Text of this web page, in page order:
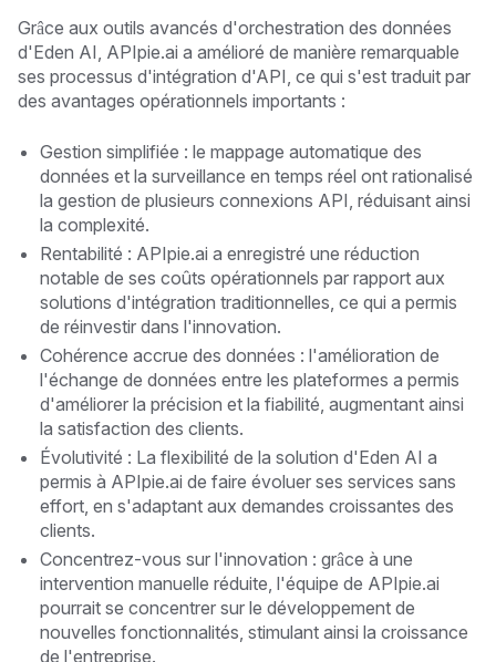
Grâce aux outils avancés d'orchestration des données
d'Eden AI, APIpie.ai a amélioré de manière remarquable
ses processus d'intégration d'API, ce qui s'est traduit par
des avantages opérationnels importants :
Gestion simplifiée : le mappage automatique des
données et la surveillance en temps réel ont rationalisé
la gestion de plusieurs connexions API, réduisant ainsi
la complexité.
Rentabilité : APIpie.ai a enregistré une réduction
notable de ses coûts opérationnels par rapport aux
solutions d'intégration traditionnelles, ce qui a permis
de réinvestir dans l'innovation.
Cohérence accrue des données : l'amélioration de
l'échange de données entre les plateformes a permis
d'améliorer la précision et la fiabilité, augmentant ainsi
la satisfaction des clients.
Évolutivité : La flexibilité de la solution d'Eden AI a
permis à APIpie.ai de faire évoluer ses services sans
effort, en s'adaptant aux demandes croissantes des
clients.
Concentrez-vous sur l'innovation : grâce à une
intervention manuelle réduite, l'équipe de APIpie.ai
pourrait se concentrer sur le développement de
nouvelles fonctionnalités, stimulant ainsi la croissance
de l'entreprise.